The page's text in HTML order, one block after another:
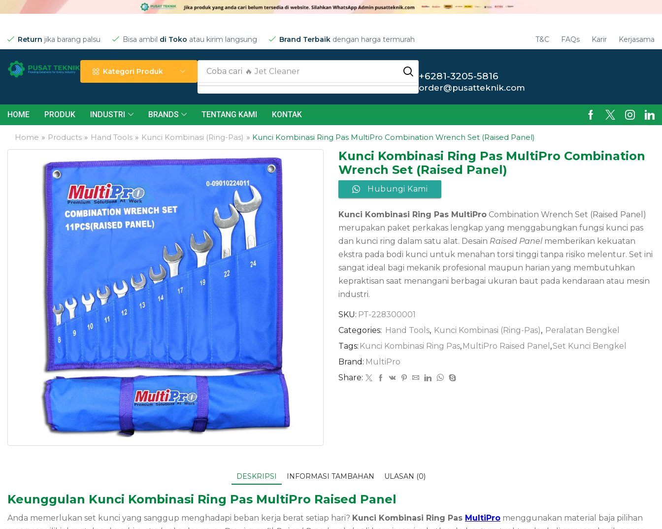
Return jika barang palsu Bisa ambil di Toko atau kirim langsung Brand Terbaik dengan harga termurah T&C FAQs Karir Kerjasama
Kategori Produk Coba cari 🔥 Jet Cleaner +6281-3205-5816
order@pusatteknik.com
HOME PRODUK INDUSTRI BRANDS TENTANG KAMI KONTAK
Home » Products » Hand Tools » Kunci Kombinasi (Ring-Pas) » Kunci Kombinasi Ring Pas MultiPro Combination Wrench Set (Raised Panel)
Kunci Kombinasi Ring Pas MultiPro Combination
Wrench Set (Raised Panel)
Hubungi Kami
Kunci Kombinasi Ring Pas MultiPro Combination Wrench Set (Raised Panel)
merupakan paket perkakas lengkap yang menggabungkan fungsi kunci pas
dan kunci ring dalam satu alat. Desain Raised Panel memberikan kekuatan
ekstra pada bodi kunci untuk menahan torsi tinggi tanpa risiko melentur. Set ini
sangat ideal bagi mekanik profesional maupun harian yang membutuhkan
kepraktisan saat menangani berbagai ukuran baut pada kendaraan atau mesin
industri.
SKU: PT-228300001
Categories: Hand Tools, Kunci Kombinasi (Ring-Pas), Peralatan Bengkel
Tags: Kunci Kombinasi Ring Pas, MultiPro Raised Panel ,Set Kunci Bengkel
Brand: MultiPro
Share:
DESKRIPSI INFORMASI TAMBAHAN ULASAN (0)
Keunggulan Kunci Kombinasi Ring Pas MultiPro Raised Panel
Anda memerlukan set kunci yang sanggup menghadapi beban kerja berat setiap hari? Kunci Kombinasi Ring Pas MultiPro menggunakan material baja pilihan